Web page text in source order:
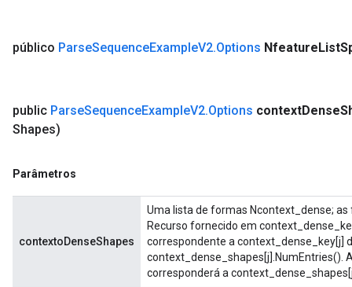
público ParseSequenceExampleV2.Options NfeatureList
public ParseSequenceExampleV2.Options contextDense
Shapes)
Parâmetros
contextoDenseShapes
Uma lista de formas Ncontext_dense;
Recurso fornecido em
correspondente a context_dense_key[j]
context_dense_shapes[j].NumEntries().
corresponderá a